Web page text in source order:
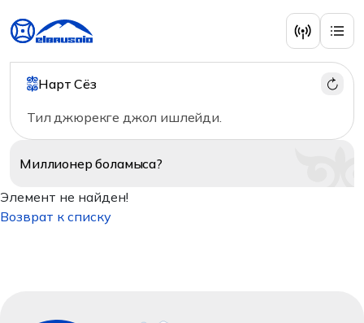
Нарт Сёз
Тил джюрекге джол ишлейди.
Миллионерболамыса?
Элемент не найден!
Возврат к списку